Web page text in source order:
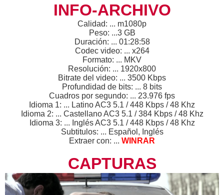
INFO-ARCHIVO
Calidad: ... m1080p
Peso: ...3 GB
Duración: ... 01:28:58
Codec video: ... x264
Formato: ... MKV
Resolución: ... 1920x800
Bitrate del video: ... 3500 Kbps
Profundidad de bits: ... 8 bits
Cuadros por segundo: ... 23.976 fps
Idioma 1: ... Latino AC3 5.1 / 448 Kbps / 48 Khz
Idioma 2: ... Castellano AC3 5.1 / 384 Kbps / 48 Khz
Idioma 3: ... Inglés AC3 5.1 / 448 Kbps / 48 Khz
Subtitulos: ... Español, Inglés
Extraer con: ... WINRAR
CAPTURAS